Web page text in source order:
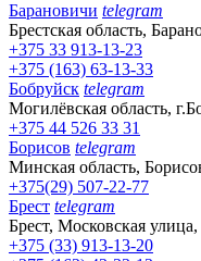
Барановичи telegram
Брестская область,
+375 33 913-13-23
+375 (163) 63-13-33
Бобруйск telegram
Могилёвская область,
+375 44 526 33 31
Борисов telegram
Минская область,
+375(29) 507-22-77
Брест telegram
Брест, Московская
+375 (33) 913-13-20